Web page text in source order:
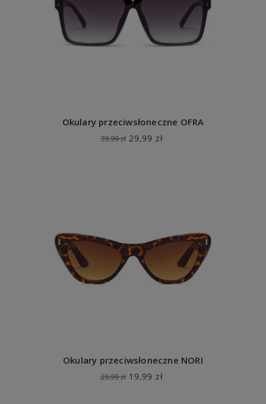
Okulary przeciwsłoneczne OFRA
29,99 zł
39,99 zł
Okulary przeciwsłoneczne NORI
19,99 zł
29,99 zł